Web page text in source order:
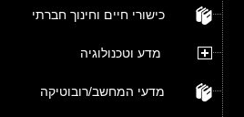
כישורי חיים וחינוך חברתי
מדע וטכנולוגיה
מדעי המחשב/רובוטיקה